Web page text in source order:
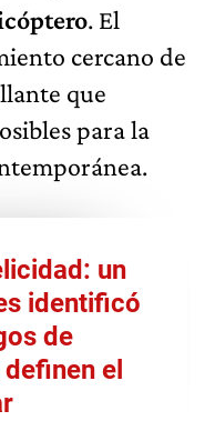
. El
cercano de
que
para la
un
identificó
de
el